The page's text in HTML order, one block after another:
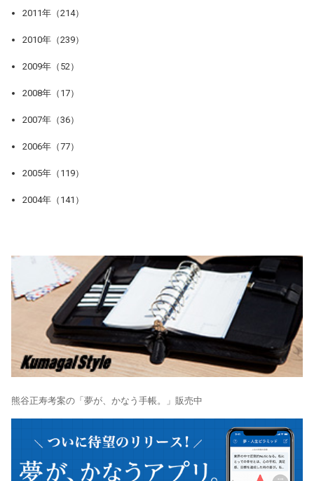
2011年（214）
2010年（239）
2009年（52）
2008年（17）
2007年（36）
2006年（77）
2005年（119）
2004年（141）
熊谷正寿考案の「夢が、かなう手帳。」販売中